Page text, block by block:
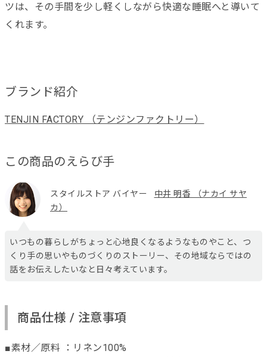
ツは、その手間を少し軽くしながら快適な睡眠へと導いて
くれます。
ブランド紹介
TENJIN FACTORY （テンジンファクトリー）
この商品のえらび手
スタイルストア バイヤー
中井 明香 （ナカイ サヤ
カ）
いつもの暮らしがちょっと心地良くなるようなものやこと、つ
くり手の思いやものづくりのストーリー、その地域ならではの
話をお伝えしたいなと日々考えています。
商品仕様 / 注意事項
■素材／原料 ：リネン100%